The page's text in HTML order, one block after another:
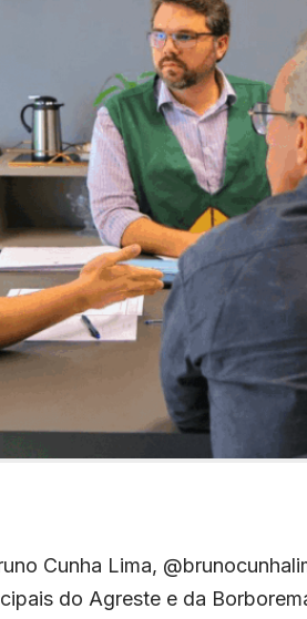
Cunha Lima,
do Agreste e da